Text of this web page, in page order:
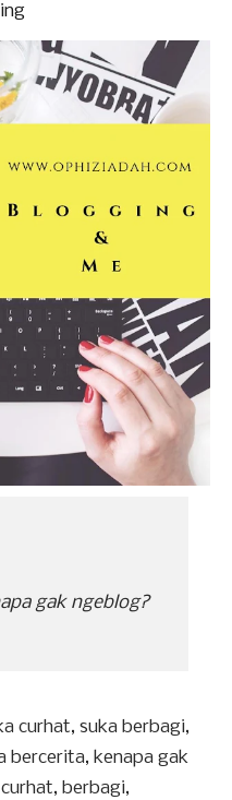
gak ngeblog?
curhat, suka berbagi,
bercerita, kenapa gak
berbagi,